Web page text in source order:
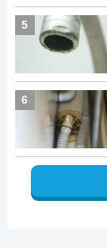
5
6